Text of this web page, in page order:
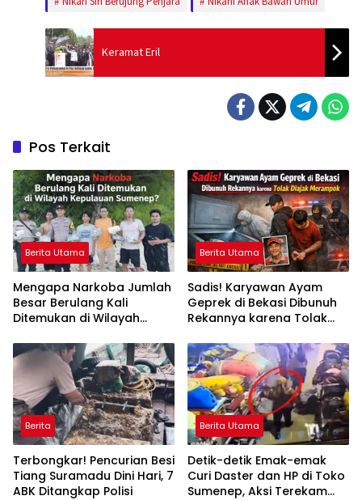
Keramat Eril
Pos Terkait
Berita Utama
Mengapa Narkoba Jumlah
Besar Berulang Kali
Ditemukan di Wilayah
Berita Utama
Sadis! Karyawan Ayam
Geprek di Bekasi Dibunuh
Rekannya karena Tolak
Berita
Terbongkar! Pencurian Besi
Tiang Suramadu Dini Hari, 7
ABK Ditangkap Polisi
Berita Utama
Detik-detik Emak-emak
Curi Daster dan HP di Toko
Sumenep, Aksi Terekam